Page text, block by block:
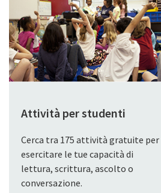
Attività per studenti
Cerca tra 175 attività gratuite per
esercitare le tue capacità di
lettura, scrittura, ascolto o
conversazione.